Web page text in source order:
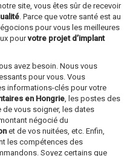
site, vous êtes sûr de recevoir
. Parce que votre santé est au
pour vous les meilleures
pourvotre projet d’implant
avez besoin. Nous vous
pour vous. Vous
informations-clés pour votre
en Hongrie , les postes des
vous soigner, les dates
négocié du
et de vos nuitées, etc. Enfin,
les compétences des
Soyez certains que